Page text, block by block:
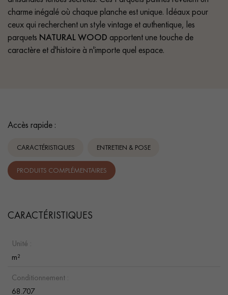
charme inégalé où chaque planche est unique. Idéaux pour
ceux qui recherchent un style vintage et authentique, les
parquets NATURAL WOOD apportent une touche de
caractère et d'histoire à n'importe quel espace.
Accès rapide :
CARACTÉRISTIQUES ENTRETIEN & POSE
PRODUITS COMPLÉMENTAIRES
CARACTÉRISTIQUES
Unité :
m²
Conditionnement :
68.707